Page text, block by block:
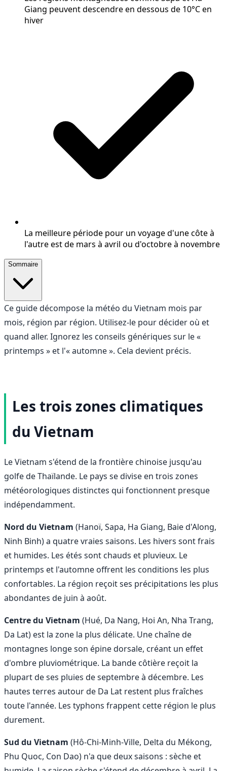
Giang peuvent descendre en dessous de 10°C en
hiver
La meilleure période pour un voyage d'une côte à
l'autre est de mars à avril ou d'octobre à novembre
Sommaire
Ce guide décompose la météo du Vietnam mois par
mois, région par région. Utilisez-le pour décider où et
quand aller. Ignorez les conseils génériques sur le «
printemps » et l'« automne ». Cela devient précis.
Les trois zones climatiques
du Vietnam
Le Vietnam s'étend de la frontière chinoise jusqu'au
golfe de Thaïlande. Le pays se divise en trois zones
météorologiques distinctes qui fonctionnent presque
indépendamment.
Nord du Vietnam (Hanoï, Sapa, Ha Giang, Baie d'Along,
Ninh Binh) a quatre vraies saisons. Les hivers sont frais
et humides. Les étés sont chauds et pluvieux. Le
printemps et l'automne offrent les conditions les plus
confortables. La région reçoit ses précipitations les plus
abondantes de juin à août.
Centre du Vietnam (Hué, Da Nang, Hoi An, Nha Trang,
Da Lat) est la zone la plus délicate. Une chaîne de
montagnes longe son épine dorsale, créant un effet
d'ombre pluviométrique. La bande côtière reçoit la
plupart de ses pluies de septembre à décembre. Les
hautes terres autour de Da Lat restent plus fraîches
toute l'année. Les typhons frappent cette région le plus
durement.
Sud du Vietnam (Hô-Chi-Minh-Ville, Delta du Mékong,
Phu Quoc, Con Dao) n'a que deux saisons : sèche et